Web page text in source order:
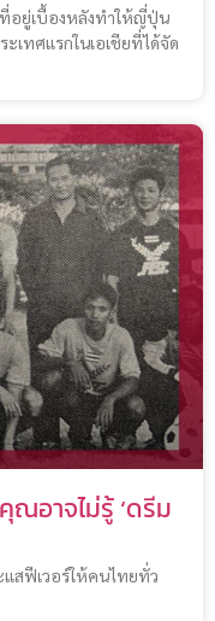
อยู่เบื้องหลังทำให้ญี่ปุ่น
เทศแรกในเอเชียที่ได้จัด
ณอาจไม่รู้ ‘ดรีม
สฟีเวอร์ให้คนไทยทั่ว